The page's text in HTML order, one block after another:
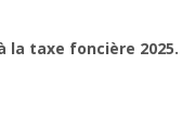
la taxe foncière 2025.